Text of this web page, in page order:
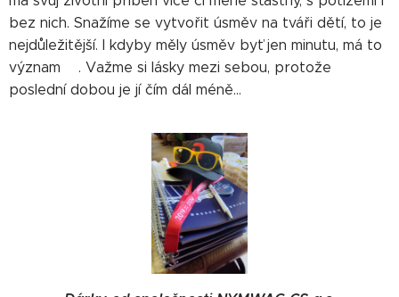
bez nich. Snažíme se vytvořit úsměv na tváři dětí, to je
nejdůležitější. I kdyby měly úsměv byť jen minutu, má to
význam❤. Važme si lásky mezi sebou, protože
poslední dobou je jí čím dál méně...